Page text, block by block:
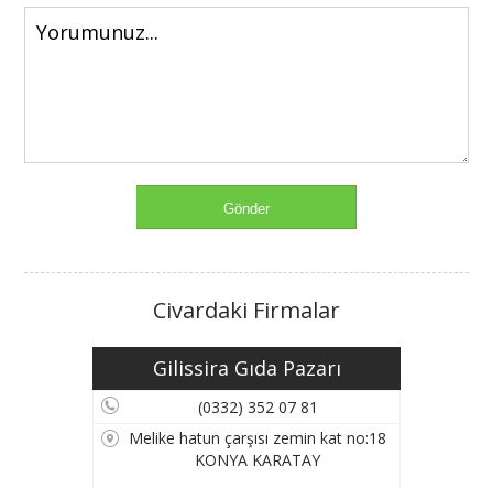
Civardaki Firmalar
Gilissira Gıda Pazarı
(0332) 352 07 81
Melike hatun çarşısı zemin kat no:18
KONYA KARATAY